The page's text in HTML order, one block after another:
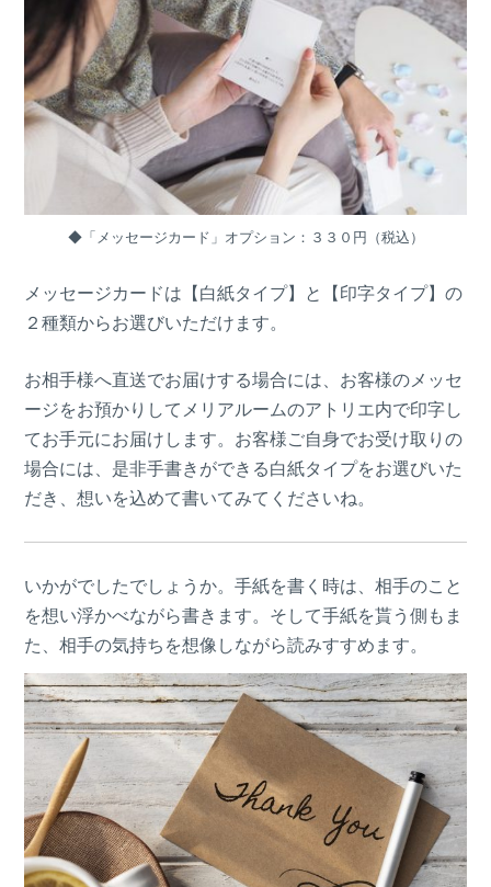
◆「メッセージカード」オプション：３３０円（税込）
メッセージカードは【白紙タイプ】と【印字タイプ】の
２種類からお選びいただけます。
お相手様へ直送でお届けする場合には、お客様のメッセ
ージをお預かりしてメリアルームのアトリエ内で印字し
てお手元にお届けします。お客様ご自身でお受け取りの
場合には、是非手書きができる白紙タイプをお選びいた
だき、想いを込めて書いてみてくださいね。
いかがでしたでしょうか。手紙を書く時は、相手のこと
を想い浮かべながら書きます。そして手紙を貰う側もま
た、相手の気持ちを想像しながら読みすすめます。